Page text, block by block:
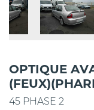
OPTIQUE
45 PHASE 2